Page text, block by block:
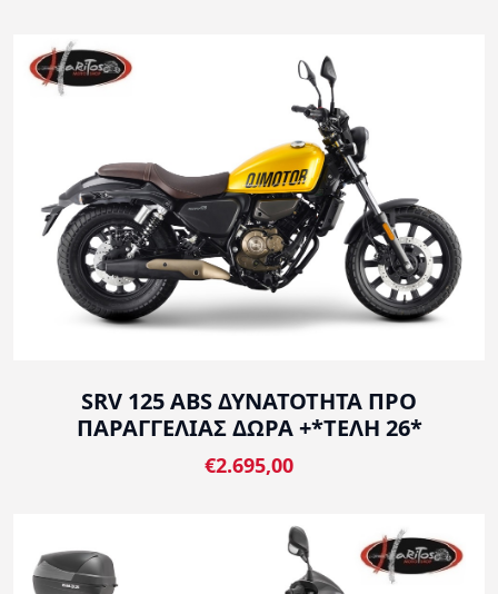
SRV 125 ABS ΔΥΝΑΤΟΤΗΤΑ ΠΡΟ
ΠΑΡΑΓΓΕΛΙΑΣ ΔΩΡΑ +*ΤΕΛΗ 26*
€2.695,00